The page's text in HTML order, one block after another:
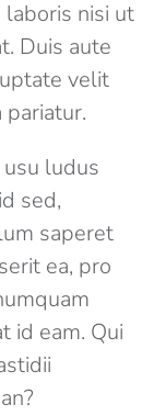
nisi ut
Duis aute
velit
ludus
sed,
saperet
ea, pro
id eam. Qui